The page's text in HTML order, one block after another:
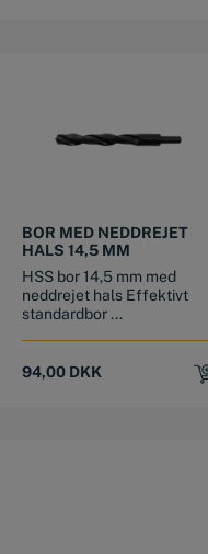
BOR MED NEDDREJET
HALS 14,5 MM
HSS bor 14,5 mm med
neddrejet hals Effektivt
standardbor ...
94,00 DKK